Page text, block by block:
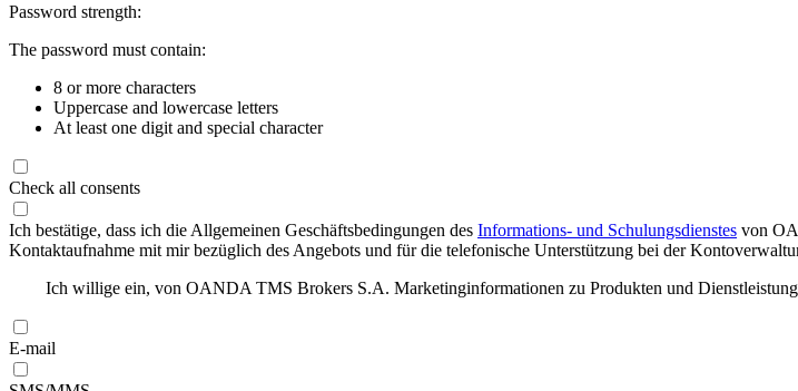
Password strength:
The password must contain:
8 or more characters
Uppercase and lowercase letters
At least one digit and special character
Check all consents
Ich bestätige, dass ich die Allgemeinen Geschäftsbedingungen des Informations- und Schulungsdienstes von
Kontaktaufnahme mit mir bezüglich des Angebots und für die telefonische Unterstützung bei der
Ich willige ein, von OANDA TMS Brokers S.A. Marketinginformationen zu Produkten und
E-mail